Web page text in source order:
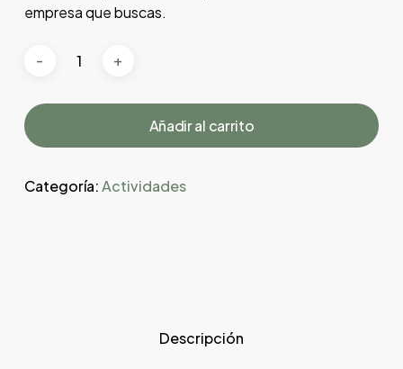
empresa que buscas.
Añadir al carrito
Categoría:Actividades
Descripción